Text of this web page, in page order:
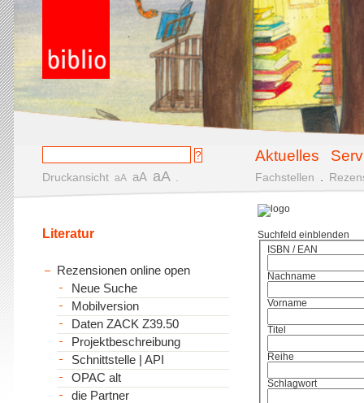
Aktuelles
Druckansicht aA aA aA Fachstellen
Suchfeld einblenden
ISBN / EAN
Nachname
Vorname
Titel
Reihe
Schlagwort
Literatur
Rezensionen online open
Neue Suche
Mobilversion
Daten ZACK Z39.50
Projektbeschreibung
Schnittstelle | API
OPAC alt
die Partner